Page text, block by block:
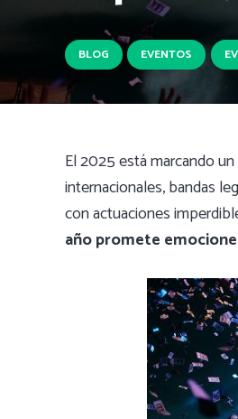
BLOG EVENTOS
El 2025 está marcando
internacionales, bandas
con actuaciones
año promete